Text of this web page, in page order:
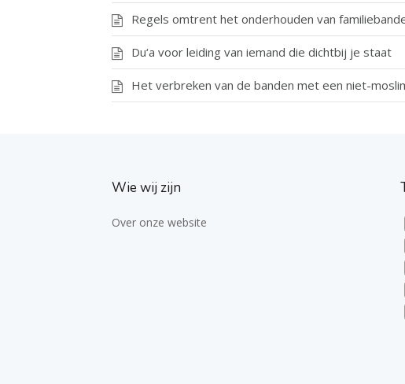
Regels omtrent het onderhouden van
Du‘a voor leiding van iemand die dichtbij je staat
Het verbreken van de banden met een niet-
Wie wij zijn
Over onze website